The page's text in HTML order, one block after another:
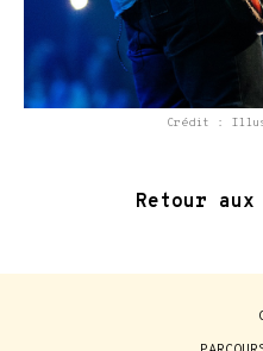
Crédit :
Retour